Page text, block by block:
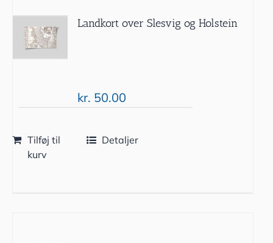
Landkort over Slesvig og Holstein
kr. 50.00
Tilføj til
kurv
Detaljer